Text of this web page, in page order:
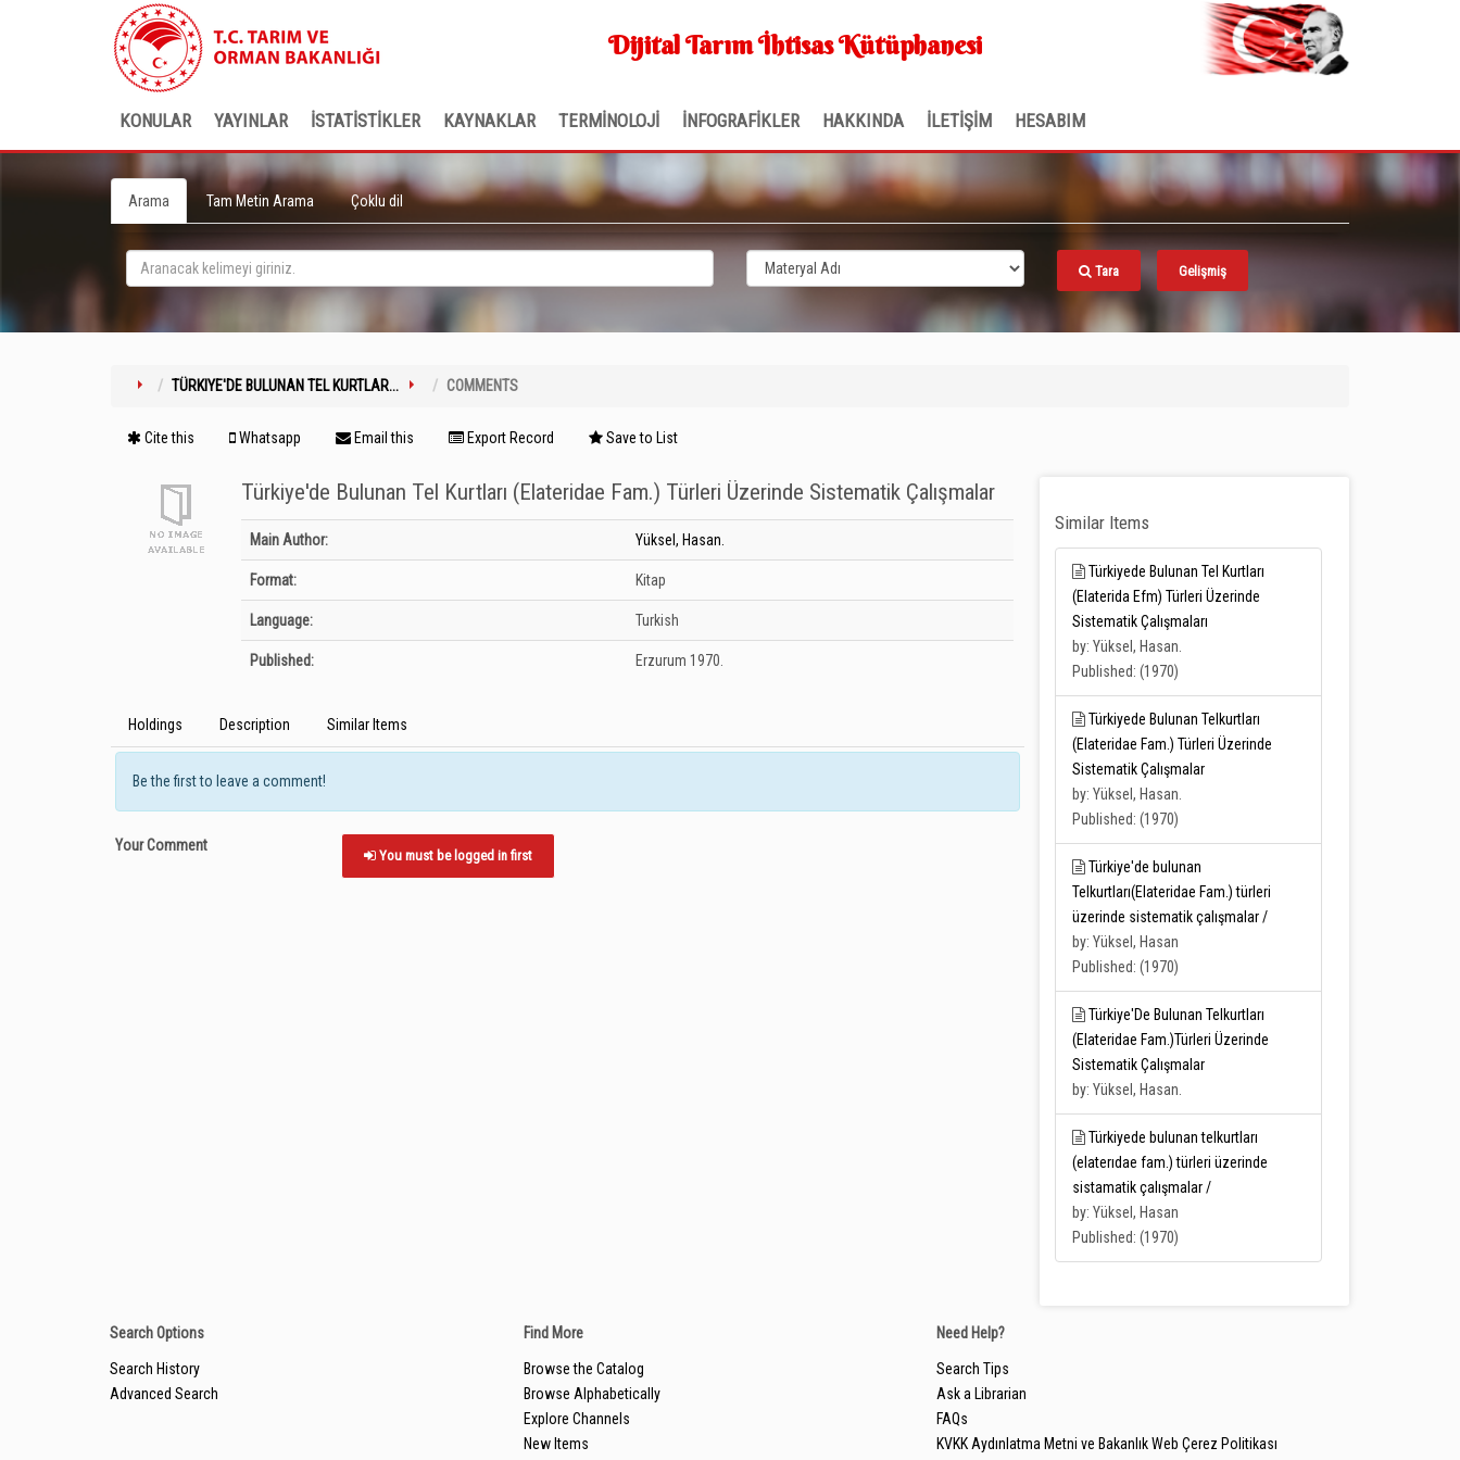
Dijital Tarım İhtisas Kütüphanesi
KONULAR YAYINLAR İSTATİSTİKLER KAYNAKLAR TERMİNOLOJİ İNFOGRAFİKLER HAKKINDA İLETİŞİM HESABIM
Arama Tam Metin Arama Çoklu dil
Tara Gelişmiş
TÜRKIYE'DE BULUNAN TEL KURTLAR... COMMENTS
Cite this Whatsapp Email this Export Record Save to List
Türkiye'de Bulunan Tel Kurtları (Elateridae Fam.) Türleri Üzerinde Sistematik Çalışmalar
Bibliographic Details
Main Author: Yüksel, Hasan.
Format: Kitap
Language: Turkish
Published: Erzurum 1970.
Holdings Description Similar Items
Be the first to leave a comment!
Your Comment
You must be logged in first
Similar Items
Türkiyede Bulunan Tel Kurtları
(Elaterida Efm) Türleri Üzerinde
Sistematik Çalışmaları
by: Yüksel, Hasan.
Published: (1970)
Türkiyede Bulunan Telkurtları
(Elateridae Fam.) Türleri Üzerinde
Sistematik Çalışmalar
by: Yüksel, Hasan.
Published: (1970)
Türkiye'de bulunan
Telkurtları(Elateridae Fam.) türleri
üzerinde sistematik çalışmalar /
by: Yüksel, Hasan
Published: (1970)
Türkiye'De Bulunan Telkurtları
(Elateridae Fam.)Türleri Üzerinde
Sistematik Çalışmalar
by: Yüksel, Hasan.
Türkiyede bulunan telkurtları
(elaterıdae fam.) türleri üzerinde
sistamatik çalışmalar /
by: Yüksel, Hasan
Published: (1970)
Search Options
Search History
Advanced Search
Find More
Browse the Catalog
Browse Alphabetically
Explore Channels
New Items
Need Help?
Search Tips
Ask a Librarian
FAQs
KVKK Aydınlatma Metni ve Bakanlık Web Çerez Politikası